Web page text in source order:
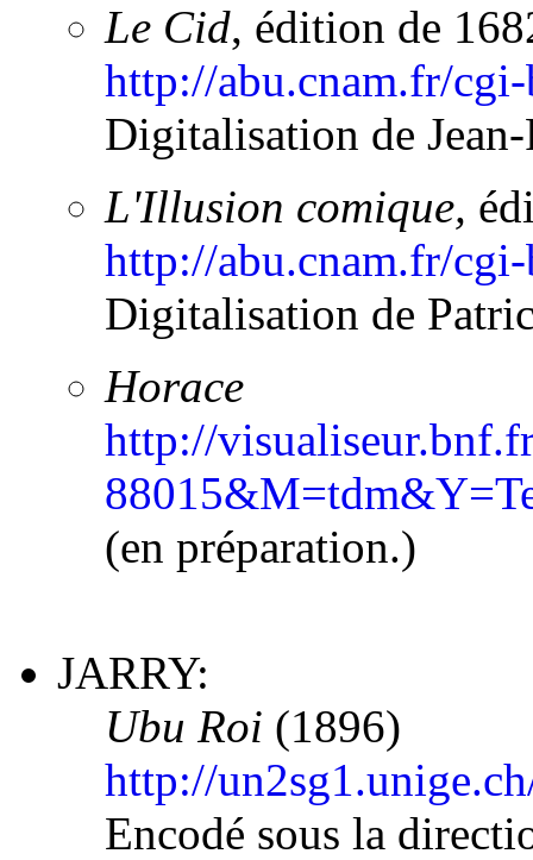
Le Cid, édition de
http://abu.cnam.fr/
Digitalisation de
L'Illusion comique,
http://abu.cnam.fr/
Digitalisation de
Horace
http://
(en préparation.)
JARRY:
Ubu Roi (1896)
http://
Encodé sous la